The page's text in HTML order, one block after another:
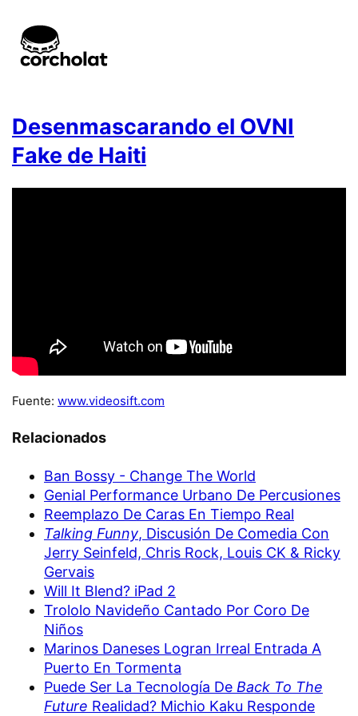
Desenmascarando el OVNI
Fake de Haiti
Fuente: www.videosift.com
Relacionados
Ban Bossy - Change The World
Genial Performance Urbano De Percusiones
Reemplazo De Caras En Tiempo Real
Talking Funny, Discusión De Comedia Con
Jerry Seinfeld, Chris Rock, Louis CK & Ricky
Gervais
Will It Blend? iPad 2
Trololo Navideño Cantado Por Coro De
Niños
Marinos Daneses Logran Irreal Entrada A
Puerto En Tormenta
Puede Ser La Tecnología De Back To The
Future Realidad? Michio Kaku Responde